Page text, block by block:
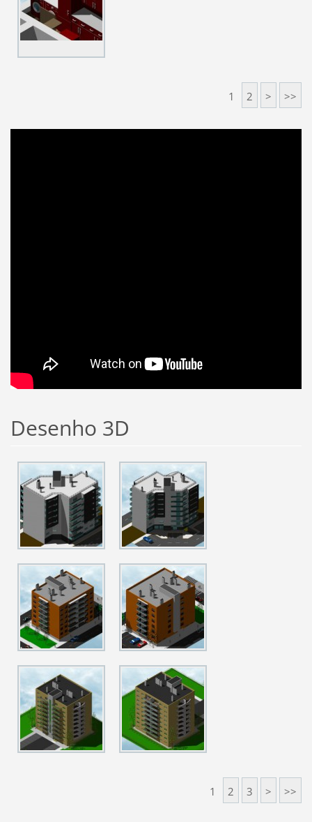
1 2 > >>
Desenho 3D
1 2 3 > >>